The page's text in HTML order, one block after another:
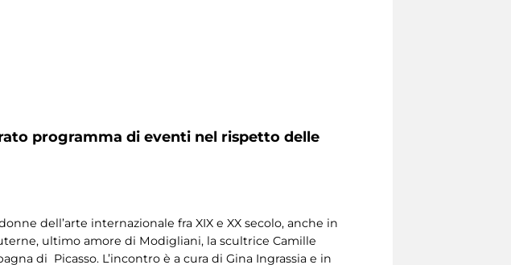
programma di eventi nel rispetto delle
dell’arte internazionale fra XIX e XX secolo, anche in
ultimo amore di Modigliani, la scultrice Camille
di Picasso. L’incontro è a cura di Gina Ingrassia e in